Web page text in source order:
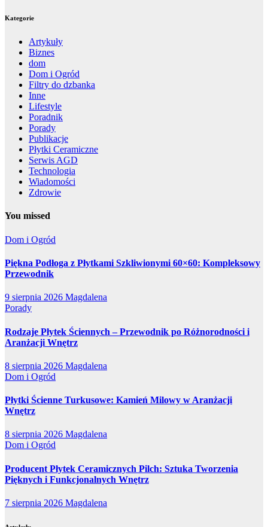
Kategorie
Artykuły
Biznes
dom
Dom i Ogród
Filtry do dzbanka
Inne
Lifestyle
Poradnik
Porady
Publikacje
Płytki Ceramiczne
Serwis AGD
Technologia
Wiadomości
Zdrowie
You missed
Dom i Ogród
Piękna Podłoga z Płytkami Szkliwionymi 60×60: Kompleksowy
Przewodnik
9 sierpnia 2026 Magdalena
Porady
Rodzaje Płytek Ściennych – Przewodnik po Różnorodności i
Aranżacji Wnętrz
8 sierpnia 2026 Magdalena
Dom i Ogród
Płytki Ścienne Turkusowe: Kamień Milowy w Aranżacji
Wnętrz
8 sierpnia 2026 Magdalena
Dom i Ogród
Producent Płytek Ceramicznych Pilch: Sztuka Tworzenia
Pięknych i Funkcjonalnych Wnętrz
7 sierpnia 2026 Magdalena